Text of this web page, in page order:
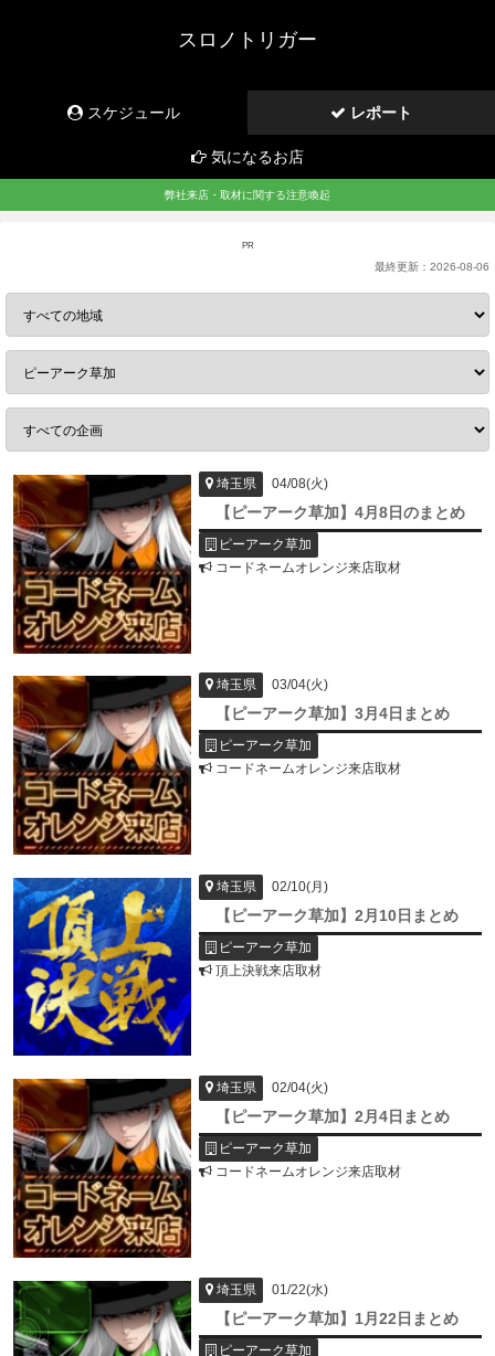
スロノトリガー
スケジュール レポート
気になるお店
弊社来店・取材に関する注意喚起
PR
最終更新： 2026-08-06
埼玉県 04/08(火)
【ピーアーク草加】4月8日のまとめ
ピーアーク草加
コードネームオレンジ来店取材
埼玉県 03/04(火)
【ピーアーク草加】3月4日まとめ
ピーアーク草加
コードネームオレンジ来店取材
埼玉県 02/10(月)
【ピーアーク草加】2月10日まとめ
ピーアーク草加
頂上決戦来店取材
埼玉県 02/04(火)
【ピーアーク草加】2月4日まとめ
ピーアーク草加
コードネームオレンジ来店取材
埼玉県 01/22(水)
【ピーアーク草加】1月22日まとめ
ピーアーク草加